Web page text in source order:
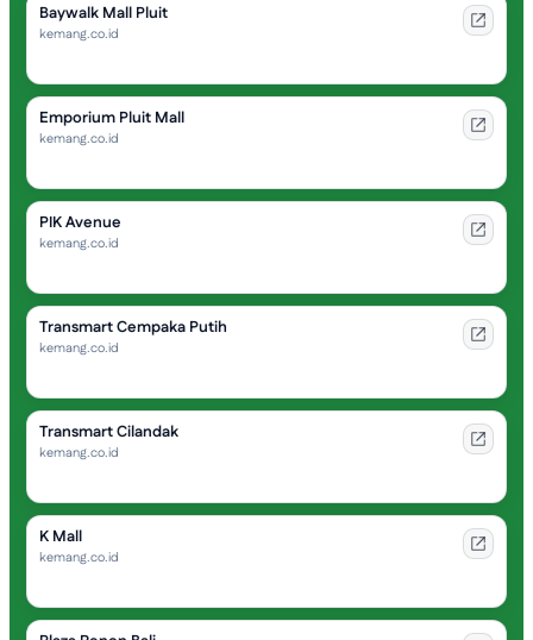
Baywalk Mall Pluit
kemang.co.id
Emporium Pluit Mall
kemang.co.id
PIK Avenue
kemang.co.id
Transmart Cempaka Putih
kemang.co.id
Transmart Cilandak
kemang.co.id
K Mall
kemang.co.id